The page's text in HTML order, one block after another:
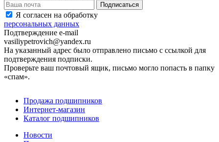
Я согласен на обработку
персональных данных
Подтверждение e-mail
vasiliypetrovich@yandex.ru
На указанный адрес было отправлено письмо с ссылкой для
подтверждения подписки.
Проверьте ваш почтовый ящик, письмо могло попасть в папку
«спам».
Продажа подшипников
Интернет-магазин
Каталог подшипников
Новости